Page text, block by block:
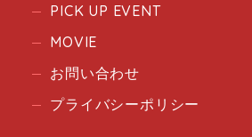
PICK UP EVENT
MOVIE
お問い合わせ
プライバシーポリシー